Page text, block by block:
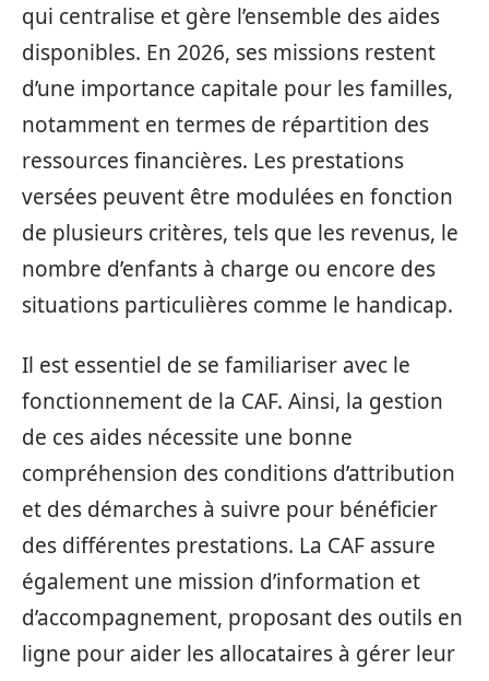
qui centralise et gère l’ensemble des aides
disponibles. En 2026, ses missions restent
d’une importance capitale pour les familles,
notamment en termes de répartition des
ressources financières. Les prestations
versées peuvent être modulées en fonction
de plusieurs critères, tels que les revenus, le
nombre d’enfants à charge ou encore des
situations particulières comme le handicap.
Il est essentiel de se familiariser avec le
fonctionnement de la CAF. Ainsi, la gestion
de ces aides nécessite une bonne
compréhension des conditions d’attribution
et des démarches à suivre pour bénéficier
des différentes prestations. La CAF assure
également une mission d’information et
d’accompagnement, proposant des outils en
ligne pour aider les allocataires à gérer leur